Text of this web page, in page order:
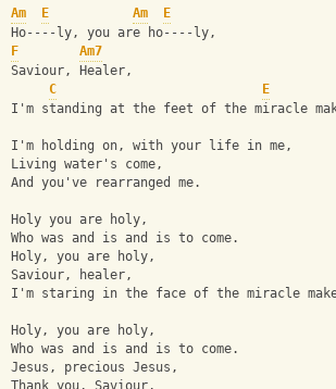
Am E Am
E
Ho----ly, you are ho----ly,
F
Am7
Saviour, Healer,
C
E
I'm standing at the feet of the miracle
I'm holding on, with your life in me,
Living water's come,
And you've rearranged me.
Holy you are holy,
Who was and is and is to come.
Holy, you are holy,
Saviour, healer,
I'm staring in the face of the miracle
Holy, you are holy,
Who was and is and is to come.
Jesus, precious Jesus,